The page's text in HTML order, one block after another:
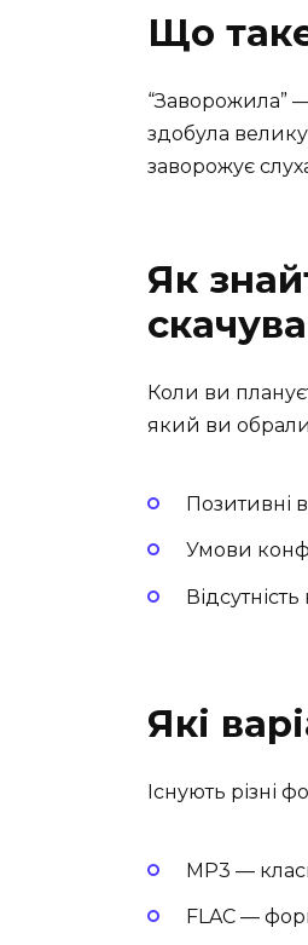
Що
“Заворожила”
здобула
заворожує
Як
Коли ви
який ви
Позитивні
Умови
Які
Існують різні
MP3 —
FLAC —